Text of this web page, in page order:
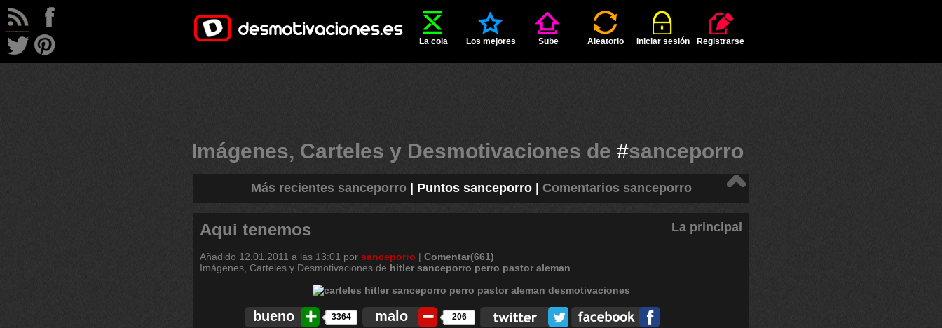
La cola Los mejores Sube Aleatorio Iniciar sesión Registrarse
Imágenes, Carteles y Desmotivaciones de #sanceporro
Más recientes sanceporro| Puntos sanceporro| Comentarios sanceporro
Aqui tenemos La principal
Añadido 12.01.2011 a las 13:01 por sanceporro | Comentar(661)
Imágenes, Carteles y Desmotivaciones de hitler sanceporro perro pastor aleman
bueno 3364 malo 206